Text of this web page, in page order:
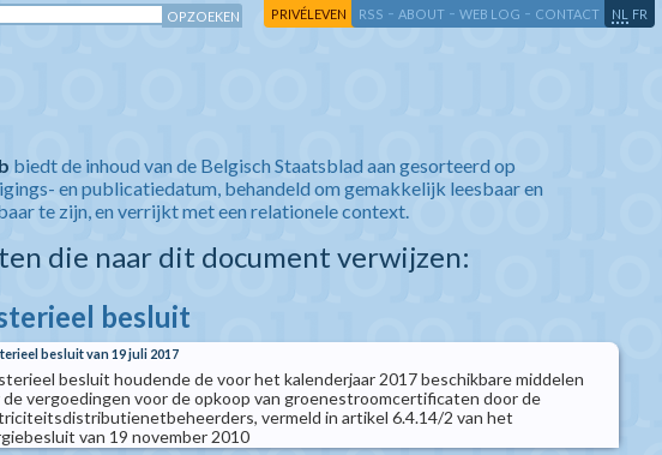
PRIVÉLEVEN RSS - ABOUT - WEB LOG - CONTACT NL FR
biedt de inhoud van de Belgisch Staatsblad aan gesorteerd op
en publicatiedatum, behandeld om gemakkelijk leesbaar en
te zijn, en verrijkt met een relationele context.
die naar dit document verwijzen:
besluit
besluit van 19 juli 2017
besluit houdende de voor het kalenderjaar 2017 beschikbare middelen
de vergoedingen voor de opkoop van groenestroomcertificaten door de
vermeld in artikel 6.4.14/2 van het
van 19 november 2010